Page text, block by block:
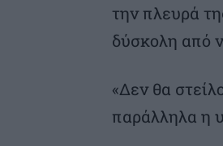
την πλευρά
δύσκολη από
«Δεν θα
παράλληλα η